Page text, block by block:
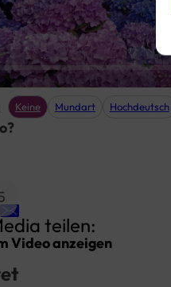
Keine Mundart Hochdeutsch
teilen:
Video anzeigen